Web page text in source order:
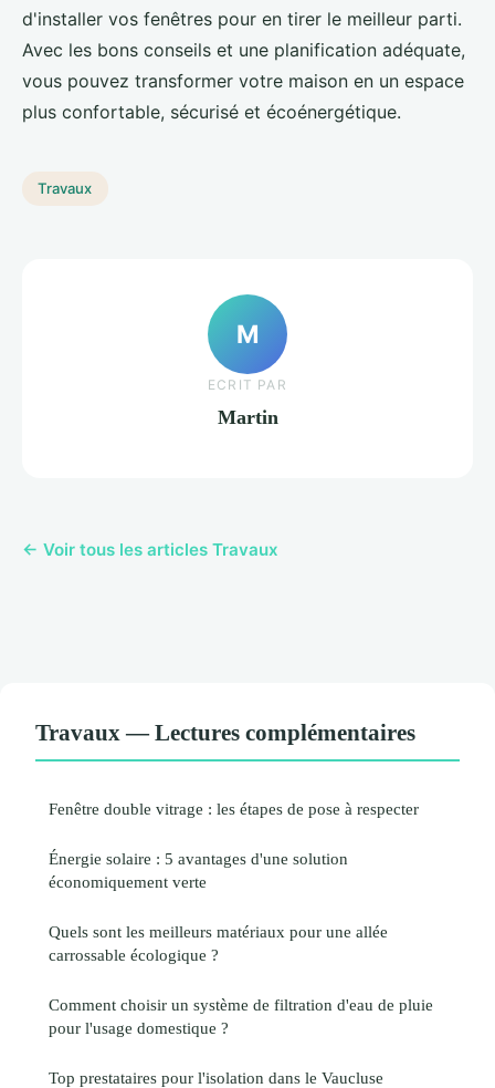
d'installer vos fenêtres pour en tirer le meilleur parti.
Avec les bons conseils et une planification adéquate,
vous pouvez transformer votre maison en un espace
plus confortable, sécurisé et écoénergétique.
Travaux
M
ECRIT PAR
Martin
← Voir tous les articles Travaux
Travaux — Lectures complémentaires
Fenêtre double vitrage : les étapes de pose à respecter
Énergie solaire : 5 avantages d'une solution
économiquement verte
Quels sont les meilleurs matériaux pour une allée
carrossable écologique ?
Comment choisir un système de filtration d'eau de pluie
pour l'usage domestique ?
Top prestataires pour l'isolation dans le Vaucluse